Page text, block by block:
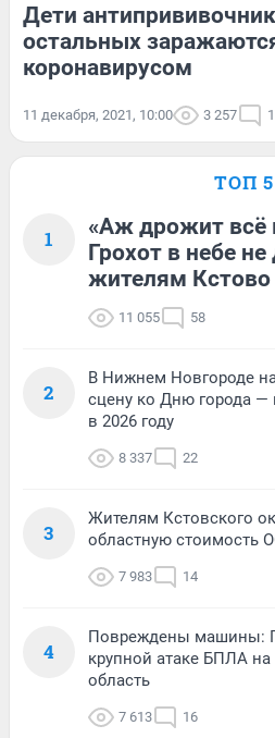
Дети
остальных
коронавирусом
11 декабря, 2021, 10:00 3 257
ТОП 5
1
«Аж дрожит всё
Грохот в небе
жителям Кстово
11 055 58
2
В Нижнем Новгороде
сцену ко Дню города —
в 2026 году
8 337 22
3
Жителям Кстовского
областную стоимость
7 983 14
4
Повреждены машины:
крупной атаке БПЛА
область
7 613 16